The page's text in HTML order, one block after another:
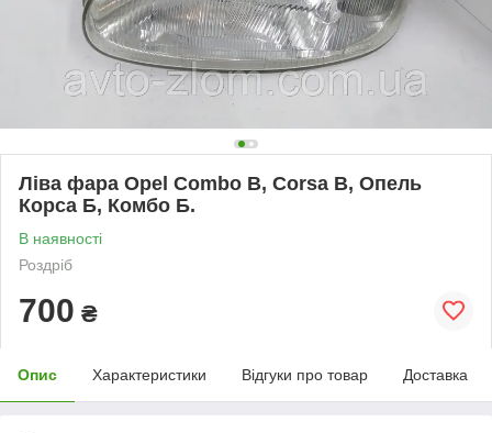
Ліва фара Opel Combo B, Corsa B, Опель
Корса Б, Комбо Б.
В наявності
Роздріб
700 ₴
Опис Характеристики Відгуки про товар Доставка